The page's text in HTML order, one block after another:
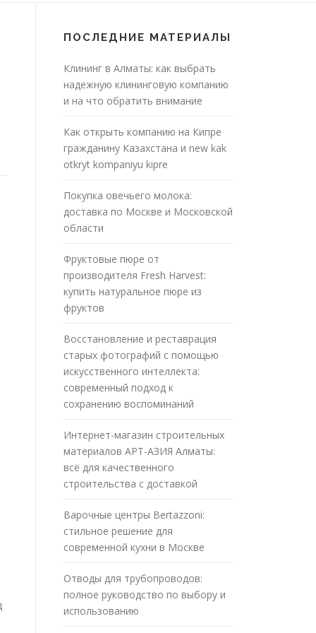
ПОСЛЕДНИЕ МАТЕРИАЛЫ
Клининг в Алматы: как выбрать
надежную клининговую компанию
и на что обратить внимание
Как открыть компанию на Кипре
гражданину Казахстана и new kak
otkryt kompaniyu kipre
Покупка овечьего молока:
доставка по Москве и Московской
области
Фруктовые пюре от
производителя Fresh Harvest:
купить натуральное пюре из
фруктов
Восстановление и реставрация
старых фотографий с помощью
искусственного интеллекта:
современный подход к
сохранению воспоминаний
Интернет-магазин строительных
материалов АРТ-АЗИЯ Алматы:
всё для качественного
строительства с доставкой
Варочные центры Bertazzoni:
стильное решение для
современной кухни в Москве
Отводы для трубопроводов:
полное руководство по выбору и
использованию